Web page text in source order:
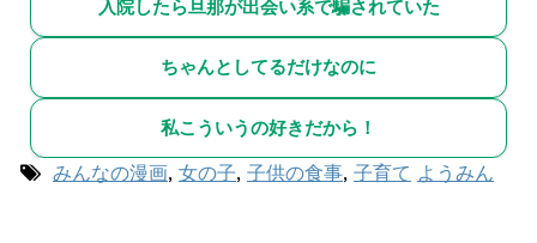
入院したら旦那が出会い系で騙されていた
ちゃんとしてるだけなのに
私こういうの好きだから！
みんなの漫画, 女の子, 子供の食事, 子育て ようみん